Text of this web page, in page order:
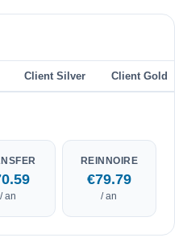
Client Silver Client Gold
/ an
REINNOIRE
€79.79
/ an